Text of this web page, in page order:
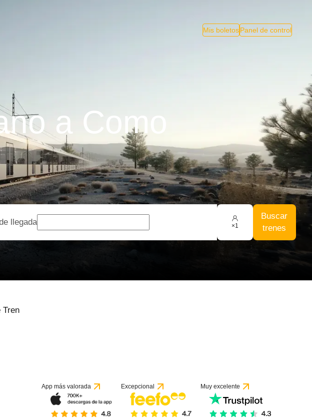
Mis boletosPanel de control
a Como
llegada ×1
Buscar
trenes
Tren
App más valorada Excepcional Muy excelente
en 1 reseña